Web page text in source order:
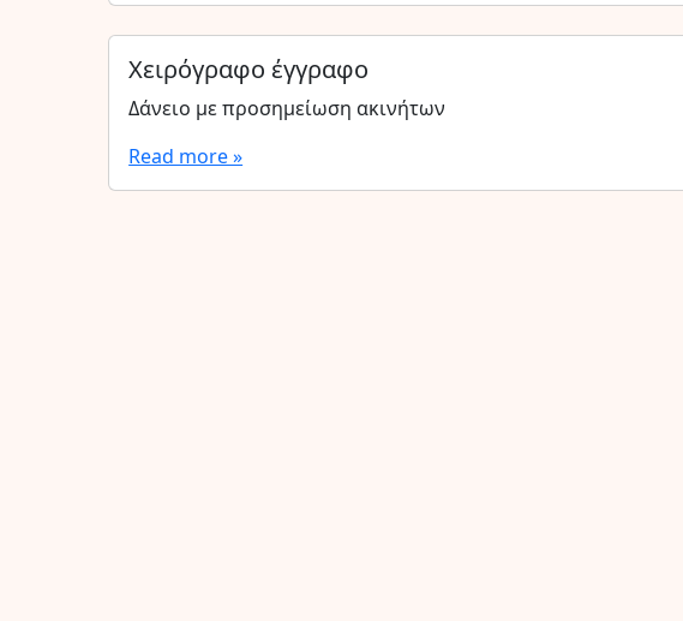
Χειρόγραφο έγγραφο
Δάνειο με προσημείωση ακινήτων
Read more »